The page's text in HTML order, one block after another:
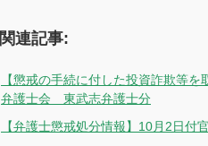
関連記事:
【懲戒の手続に付した投資詐欺等
弁護士会 東武志弁護士分
【弁護士懲戒処分情報】10月2日付